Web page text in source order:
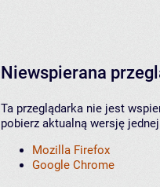
Niewspierana
Ta przeglądarka nie jest
pobierz aktualną wersję
Mozilla Firefox
Google Chrome